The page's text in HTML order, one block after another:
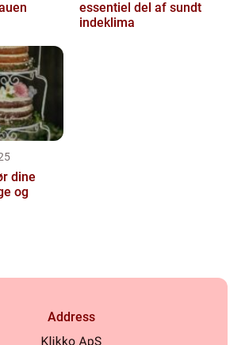
essentiel del af sundt
indeklima
dine
og
Address